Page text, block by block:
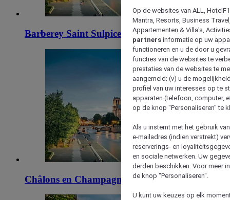
Barberey Saint Sulpice
Châlons en Champagne
Op de websites van ALL,
Mantra, Resorts, Business
Appartementen & Villa's,
partners informatie op uw
functioneren en u de door u
functies van de websites te
prestaties van de websites te
aangemeld; (v) u de
profiel van uw interesses op te
apparaten (telefoon, computer,
op de knop "Personaliseren" te
Als u instemt met het gebruik
e-mailadres (indien verstrekt)
reserverings- en
en sociale netwerken. Uw
derden beschikken. Voor meer
de knop "Personaliseren".
U kunt uw keuzes op elk